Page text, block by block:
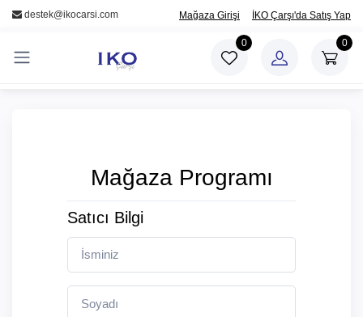
destek@ikocarsi.com İKO Çarşı'da Satış Yap
Mağaza Girişi
0 0
Mağaza Programı
Satıcı Bilgi